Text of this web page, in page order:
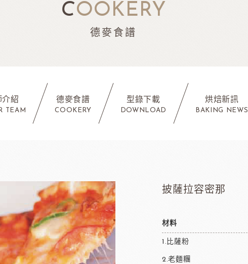
COOKERY
德麥食譜
介紹
TEAM
德麥食譜
COOKERY
型錄下載
DOWNLOAD
烘焙新訊
BAKING NEWS
披薩拉容密那
材料
1.比薩粉
2.老麵糰